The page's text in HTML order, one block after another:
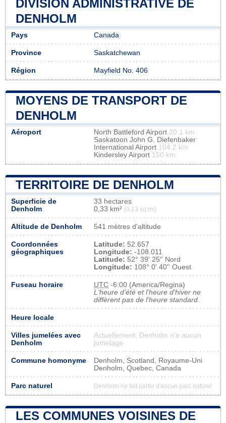
DIVISION ADMINISTRATIVE DE
DENHOLM
Pays Canada
Province Saskatchewan
Région Mayfield No. 406
MOYENS DE TRANSPORT DE
DENHOLM
Aéroport North Battleford Airport 20.1 km
Saskatoon John G. Diefenbaker
International Airport 104.2 km
Kindersley Airport 150 km
TERRITOIRE DE DENHOLM
Superficie de
Denholm
33 hectares
0,33 km² (0,13 sq mi)
Altitude de Denholm 541 mètres d'altitude
Coordonnées
géographiques
Latitude: 52.657
Longitude: -108.011
Latitude: 52° 39' 25'' Nord
Longitude: 108° 0' 40'' Ouest
Fuseau horaire UTC -6:00 (America/Regina)
L'heure d'été et l'heure d'hiver ne
diffèrent pas de l'heure standard.
Heure locale
Villes jumelées avec
Denholm
Actuellement, Denholm n'a aucun
jumelage
Commune homonyme
Denholm, Scotland, Royaume-Uni
Denholm, Quebec, Canada
Parc naturel Denholm ne fait partie d'aucun parc naturel
LES COMMUNES VOISINES DE